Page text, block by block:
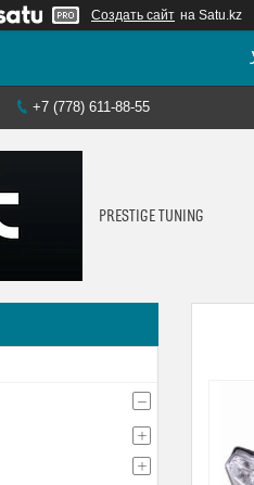
Создать сайт на Satu.kz
+7 (778) 611-88-55
PRESTIGE TUNING